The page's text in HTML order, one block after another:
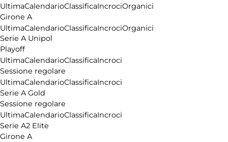
UltimaCalendarioClassificaIncrociOrganici
Girone A
UltimaCalendarioClassificaIncrociOrganici
Serie A Unipol
Playoff
UltimaCalendarioClassificaIncroci
Sessione regolare
UltimaCalendarioClassificaIncroci
Serie A Gold
Sessione regolare
UltimaCalendarioClassificaIncroci
Serie A2 Elite
Girone A